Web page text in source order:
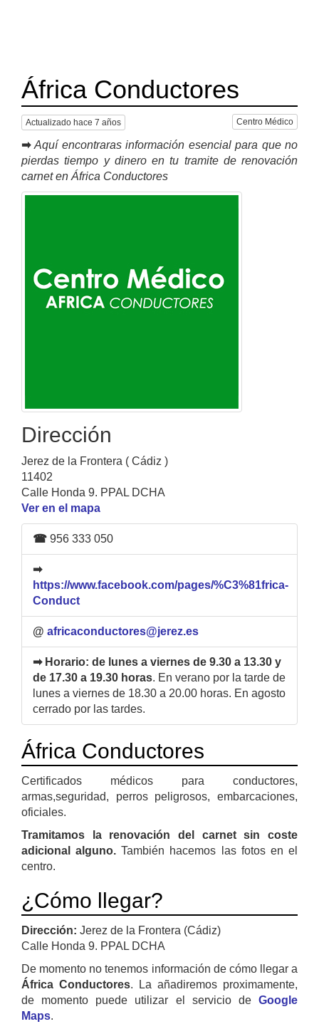
África Conductores
Actualizado hace 7 años Centro Médico
➡ Aquí encontraras información esencial para que no
pierdas tiempo y dinero en tu tramite de renovación
carnet en África Conductores
Dirección
Jerez de la Frontera ( Cádiz )
11402
Calle Honda 9. PPAL DCHA
Ver en el mapa
☎ 956 333 050
➡
https://www.facebook.com/pages/%C3%81frica-
Conduct
@ africaconductores@jerez.es
➡ Horario: de lunes a viernes de 9.30 a 13.30 y
de 17.30 a 19.30 horas. En verano por la tarde de
lunes a viernes de 18.30 a 20.00 horas. En agosto
cerrado por las tardes.
África Conductores
Certificados médicos para conductores,
armas,seguridad, perros peligrosos, embarcaciones,
oficiales.
Tramitamos la renovación del carnet sin coste
adicional alguno. También hacemos las fotos en el
centro.
¿Cómo llegar?
Dirección: Jerez de la Frontera (Cádiz)
Calle Honda 9. PPAL DCHA
De momento no tenemos información de cómo llegar a
África Conductores. La añadiremos proximamente,
de momento puede utilizar el servicio de Google
Maps.